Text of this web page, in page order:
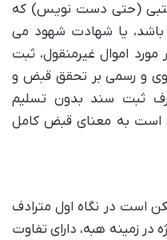
کتبی (حتی دست نویس) که
باشد، یا شهادت شهود می
اموال غیرمنقول، ثبت
و رسمی بر تحقق قبض و
ثبت سند بدون تسلیم
است به معنای قبض کامل
است در نگاه اول مترادف
در زمینه هبه، دارای تفاوت